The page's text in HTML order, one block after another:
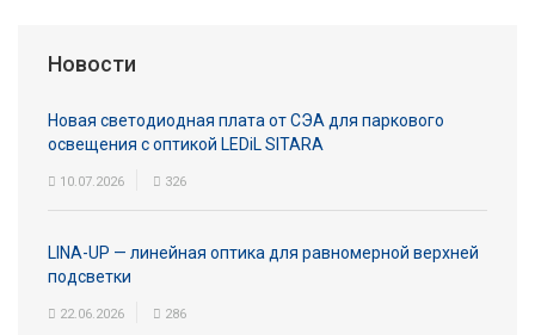
Новости
Новая светодиодная плата от СЭА для паркового
освещения с оптикой LEDiL SITARA
10.07.2026 326
LINA-UP — линейная оптика для равномерной верхней
подсветки
22.06.2026 286